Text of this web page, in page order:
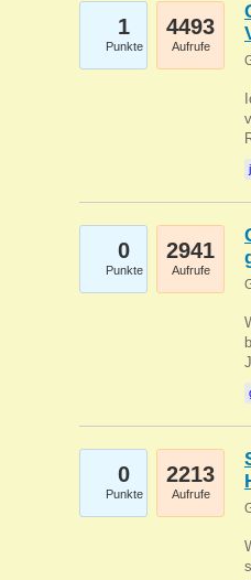
1
Punkte
4493
Aufrufe
0
Punkte
2941
Aufrufe
0
Punkte
2213
Aufrufe